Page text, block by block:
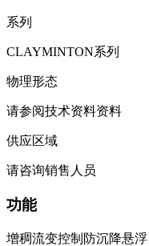
系列
CLAYMINTON系列
物理形态
请参阅技术资料资料
供应区域
请咨询销售人员
功能
增稠流变控制 防沉降悬浮